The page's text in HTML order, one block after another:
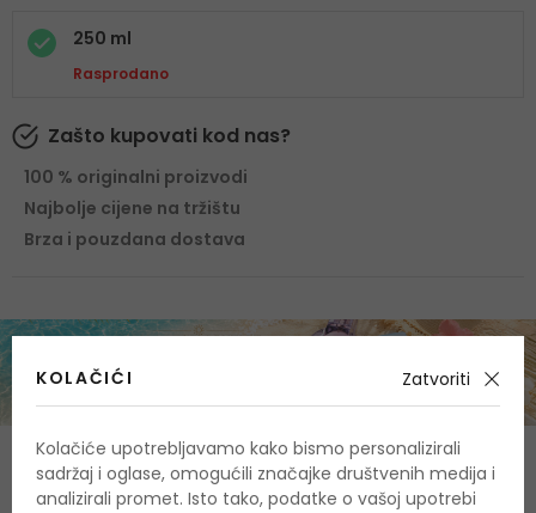
250 ml
Rasprodano
Zašto kupovati kod nas?
100 % originalni proizvodi
Najbolje cijene na tržištu
Brza i pouzdana dostava
O proizvodu
KOLAČIĆI Zatvoriti
Kolačiće upotrebljavamo kako bismo personalizirali
sadržaj i oglase, omogućili značajke društvenih medija i
analizirali promet. Isto tako, podatke o vašoj upotrebi